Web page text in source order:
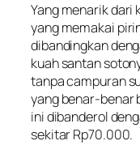
Yang menarik dari
yang memakai
dibandingkan
kuah santan
tanpa campuran
yang benar-benar
ini dibanderol
sekitar Rp70.000.